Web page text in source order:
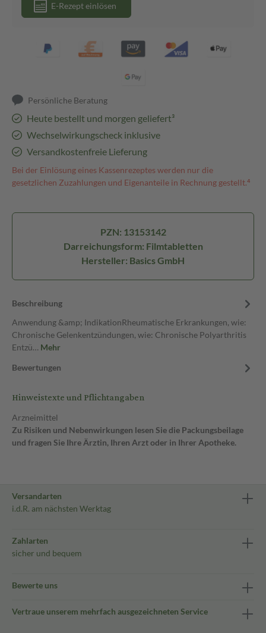
E-Rezept einlösen
Persönliche Beratung
Heute bestellt und morgen geliefert³
Wechselwirkungscheck inklusive
Versandkostenfreie Lieferung
Bei der Einlösung eines Kassenrezeptes werden nur die
gesetzlichen Zuzahlungen und Eigenanteile in Rechnung gestellt.⁴
PZN: 13153142
Darreichungsform: Filmtabletten
Hersteller: Basics GmbH
Beschreibung
Anwendung &amp; IndikationRheumatische Erkrankungen, wie:
Chronische Gelenkentzündungen, wie: Chronische Polyarthritis
Entzü… Mehr
Bewertungen
Hinweistexte und Pflichtangaben
Arzneimittel
Zu Risiken und Nebenwirkungen lesen Sie die Packungsbeilage
und fragen Sie Ihre Ärztin, Ihren Arzt oder in Ihrer Apotheke.
Versandarten
i.d.R. am nächsten Werktag
Zahlarten
sicher und bequem
Bewerte uns
Vertraue unserem mehrfach ausgezeichneten Service